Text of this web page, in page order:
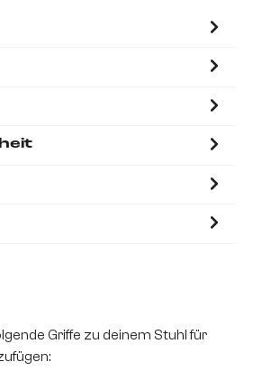
Griffe zu deinem Stuhl für